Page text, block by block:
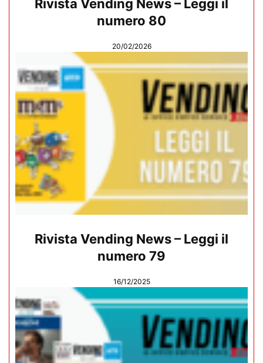
Rivista Vending News – Leggi il
numero 80
20/02/2026
Rivista Vending News – Leggi il
numero 79
16/12/2025